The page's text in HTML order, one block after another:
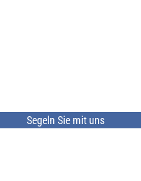
Segeln Sie mit uns